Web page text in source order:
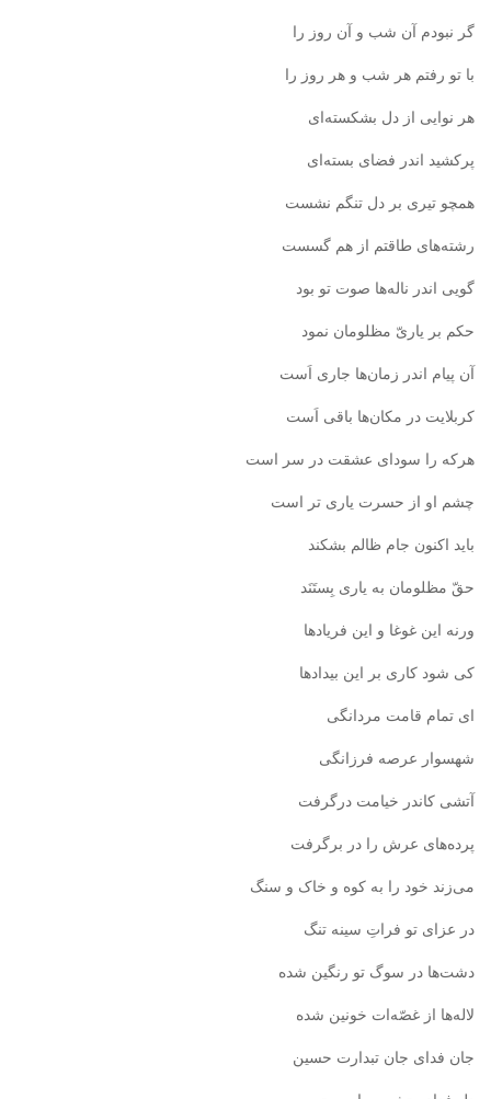
گر نبودم آن شب و آن روز را
با تو رفتم هر شب و هر روز را
هر نوایی از دل بشکسته‌ای
پرکشید اندر فضای بسته‌ای
همچو تیری بر دل تنگم نشست
رشته‌های طاقتم از هم گسست
گویی اندر ناله‌ها صوت تو بود
حکم بر یاریّ مظلومان نمود
آن پیام اندر زمان‌ها جاری اَست
کربلایت در مکان‌ها باقی اَست
هرکه را سودای عشقت در سر است
چشم او از حسرت یاری تر است
باید اکنون جام ظالم بشکند
حقّ مظلومان به یاری بِستَنَد
ورنه این غوغا و این فریادها
کی شود کاری بر این بیدادها
ای تمام قامت مردانگی
شهسوار عرصه فرزانگی
آتشی کاندر خیامت درگرفت
پرده‌های عرش را در برگرفت
می‌زند خود را به کوه و خاک و سنگ
در عزای تو فراتِ سینه تنگ
دشت‌ها در سوگ تو رنگین شده
لاله‌ها از غصّه‌ات خونین شده
جان فدای جان تبدارت حسین